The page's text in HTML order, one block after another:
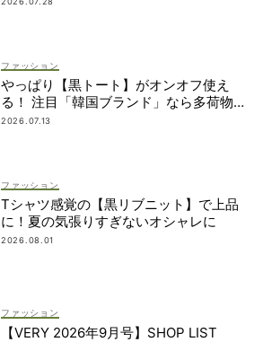
ファッション
やっぱり【黒トート】がオンオフ使え
る！ 注目「韓国ブランド」なら多荷物派
もすっきり見え
2026.07.13
ファッション
Tシャツ感覚の【黒リブニット】で上品
に！夏の気張りすぎないオシャレに
2026.08.01
ファッション
【VERY 2026年9月号】SHOP LIST